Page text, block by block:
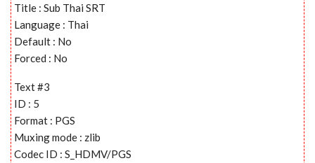
Title : Sub Thai SRT
Language : Thai
Default : No
Forced : No
Text #3
ID : 5
Format : PGS
Muxing mode : zlib
Codec ID : S_HDMV/PGS